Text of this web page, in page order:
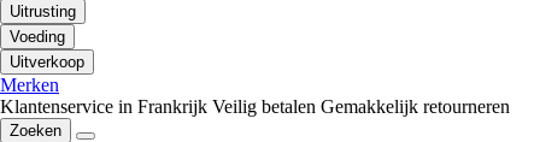
Uitrusting
Voeding
Uitverkoop
Merken
Klantenservice in Frankrijk Veilig betalen Gemakkelijk retourneren
Zoeken